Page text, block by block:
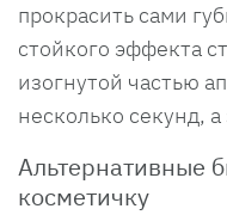
прокрасить сами
стойкого эффекта
изогнутой частью
несколько секунд,
Альтернативные
косметичку